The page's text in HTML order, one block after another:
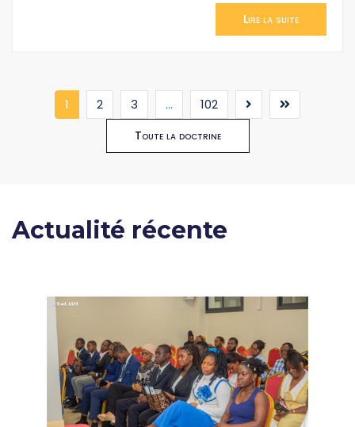
Lire la suite
1 (current)
2 3 ... 102
Toute la doctrine
Actualité récente